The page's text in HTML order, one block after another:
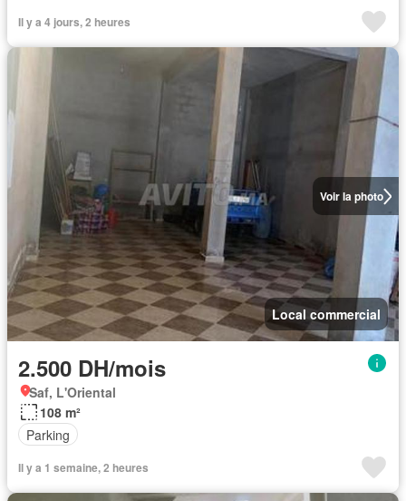
Il y a 4 jours, 2 heures
Voir la photo
Local commercial
2.500 DH/mois
Saf, L'Oriental
108 m²
Parking
Il y a 1 semaine, 2 heures